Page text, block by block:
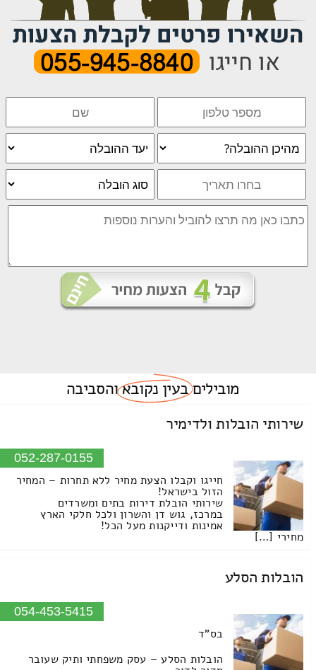
מוביליםבעין נקובאוהסביבה
שירותי הובלות ולדימיר
052-287-0155
חייגו וקבלו הצעת מחיר ללא תחרות – המחיר
הזול בישראל!
שירותי הובלת דירות בתים ומשרדים
במרכז, גוש דן והשרון ולכל חלקי הארץ
אמינות ודייקנות מעל הכל!
מחירי […]
הובלות הסלע
054-453-5415
בס"ד
הובלות הסלע – עסק משפחתי ותיק שעובר